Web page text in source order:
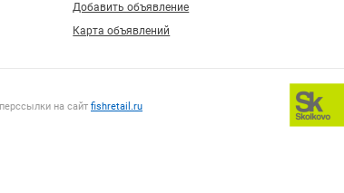
Добавить объявление
Карта объявлений
на сайт fishretail.ru